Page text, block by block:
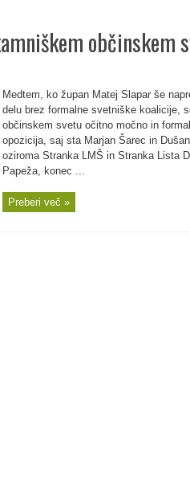
občinskem
Medtem, ko župan Matej Slapar še
delu brez formalne svetniške koalicije,
občinskem svetu očitno močno in
opozicija, saj sta Marjan Šarec in
oziroma Stranka LMŠ in Stranka Lista
Papeža, konec ...
Preberi več »